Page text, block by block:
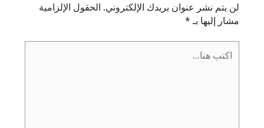
لن يتم نشر عنوان بريدك الإلكتروني. الحقول الإلزامية
مشار إليها بـ*
هنا...